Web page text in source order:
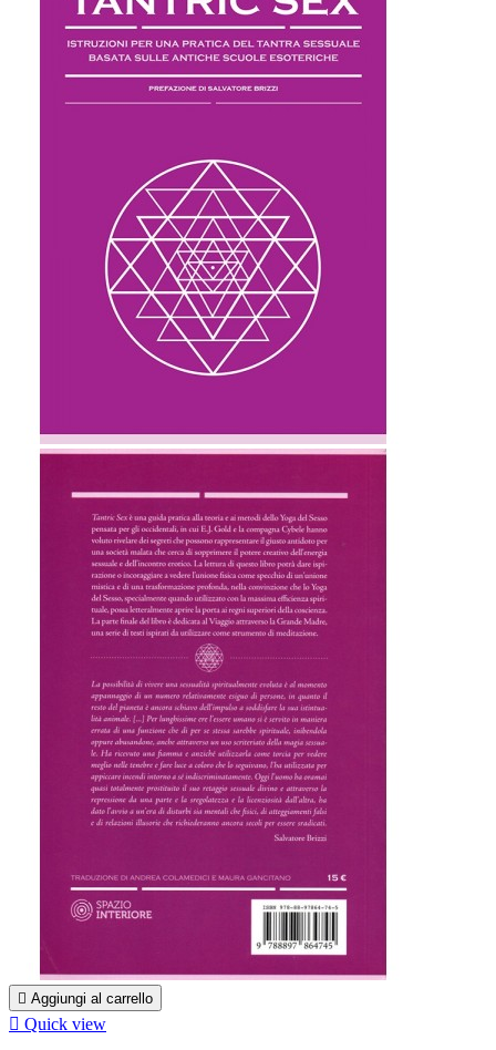
 Aggiungi al carrello
 Quick view